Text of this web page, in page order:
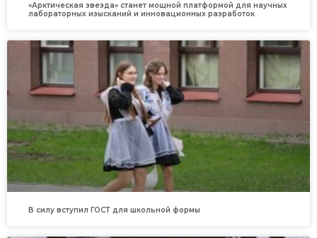
«Арктическая звезда» станет мощной платформой для научных
лабораторных изысканий и инновационных разработок
В силу вступил ГОСТ для школьной формы